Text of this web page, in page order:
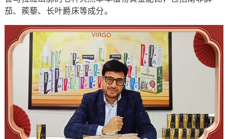
茄、蒺藜、长叶爵床等成分。